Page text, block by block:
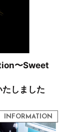
〜Sweet
しました